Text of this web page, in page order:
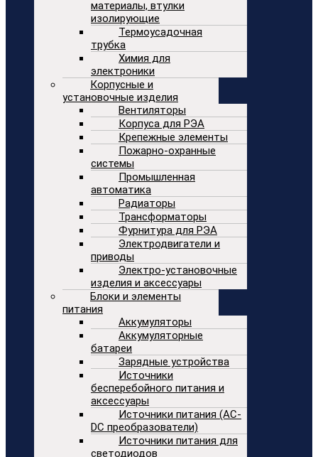
материалы, втулки
изолирующие
Термоусадочная
трубка
Химия для
электроники
Корпусные и
установочные изделия
Вентиляторы
Корпуса для РЭА
Крепежные элементы
Пожарно-охранные
системы
Промышленная
автоматика
Радиаторы
Трансформаторы
Фурнитура для РЭА
Электродвигатели и
приводы
Электро-установочные
изделия и аксессуары
Блоки и элементы
питания
Аккумуляторы
Аккумуляторные
батареи
Зарядные устройства
Источники
бесперебойного питания и
аксессуары
Источники питания (AC-
DC преобразователи)
Источники питания для
светодиодов